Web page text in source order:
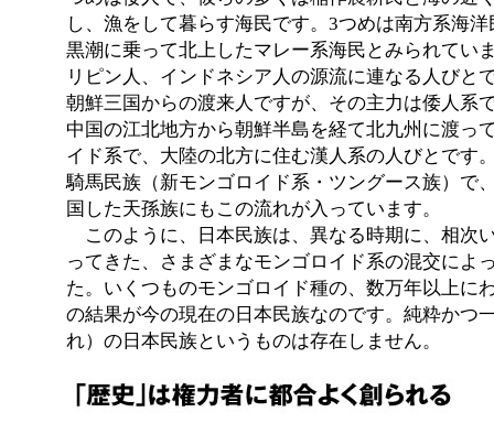
し、漁をして暮らす海民です。3つめは南方系海
黒潮に乗って北上したマレー系海民とみられてい
リピン人、インドネシア人の源流に連なる人びと
朝鮮三国からの渡来人ですが、その主力は倭人系
中国の江北地方から朝鮮半島を経て北九州に渡っ
イド系で、大陸の北方に住む漢人系の人びとです
騎馬民族（新モンゴロイド系・ツングース族）で
国した天孫族にもこの流れが入っています。
このように、日本民族は、異なる時期に、相次
ってきた、さまざまなモンゴロイド系の混交によ
た。いくつものモンゴロイド種の、数万年以上に
の結果が今の現在の日本民族なのです。純粋かつ
れ）の日本民族というものは存在しません。